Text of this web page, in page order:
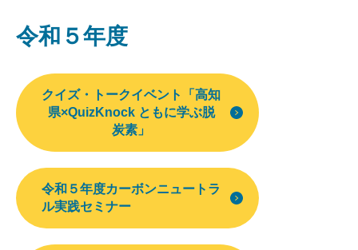
令和５年度
クイズ・トークイベント「高知
県×QuizKnock ともに学ぶ脱
炭素」
令和５年度カーボンニュートラ
ル実践セミナー